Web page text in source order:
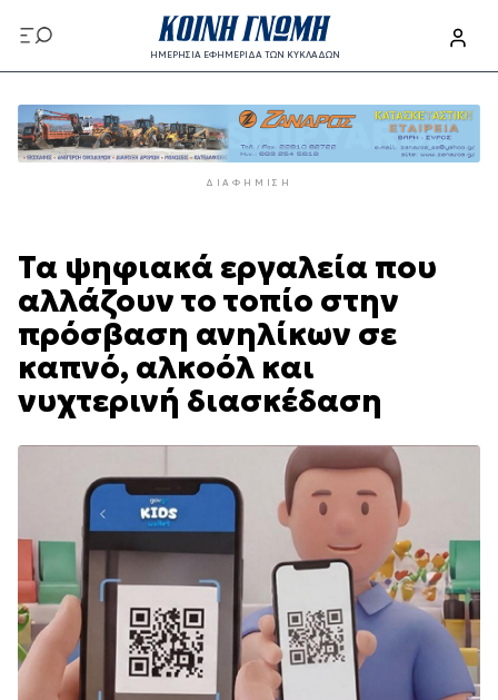
προς
το
περιεχόμενο
ΗΜΕΡΗΣΙΑ ΕΦΗΜΕΡΙΔΑ ΤΩΝ ΚΥΚΛΑΔΩΝ
προς
το
κυρίως
ΔΙΑΦΉΜΙΣΗ
Τα ψηφιακά εργαλεία που
αλλάζουν το τοπίο στην
πρόσβαση ανηλίκων σε
καπνό, αλκοόλ και
νυχτερινή διασκέδαση